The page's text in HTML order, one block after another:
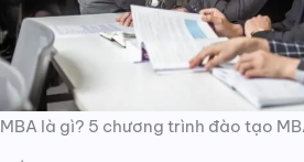
MBA là gì? 5 chương trình đào tạo